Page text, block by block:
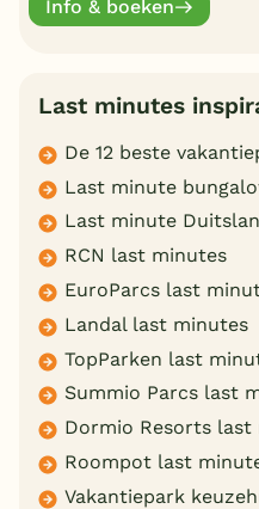
Info & boeken
Last minutes
De 12 beste
Last minute
Last minute
RCN last minutes
EuroParcs last
Landal last minutes
TopParken last
Summio Parcs last
Dormio Resorts last
Roompot last
Vakantiepark